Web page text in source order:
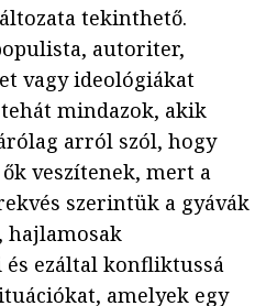
tekinthető.
autoriter,
vagy ideológiákat
mindazok, akik
arról szól, hogy
veszítenek, mert a
szerintük a gyávák
hajlamosak
ezáltal konfliktussá
amelyek egy